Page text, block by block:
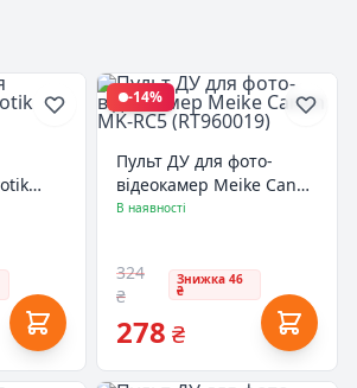
-14%
Пульт ДУ для фото-
відеокамер Meike Canon
MK-RC5 (RT960019)
В наявності
324
₴
Знижка 46
₴
278 ₴